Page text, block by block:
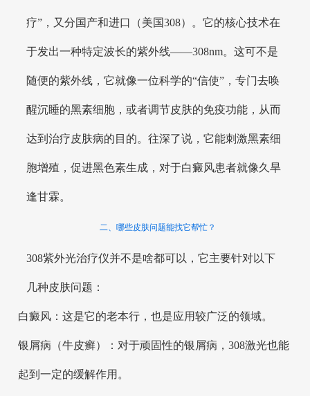
疗”，又分国产和进口（美国308）。它的核心技术在
于发出一种特定波长的紫外线——308nm。这可不是
随便的紫外线，它就像一位科学的“信使”，专门去唤
醒沉睡的黑素细胞，或者调节皮肤的免疫功能，从而
达到治疗皮肤病的目的。往深了说，它能刺激黑素细
胞增殖，促进黑色素生成，对于白癜风患者就像久旱
逢甘霖。
二、哪些皮肤问题能找它帮忙？
308紫外光治疗仪并不是啥都可以，它主要针对以下
几种皮肤问题：
白癜风：这是它的老本行，也是应用较广泛的领域。
银屑病（牛皮癣）：对于顽固性的银屑病，308激光也能
起到一定的缓解作用。